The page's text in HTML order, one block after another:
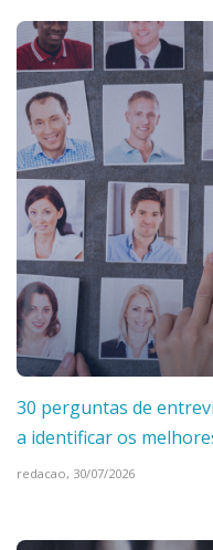
30 perguntas de
a identificar os
redacao, 30/07/2026